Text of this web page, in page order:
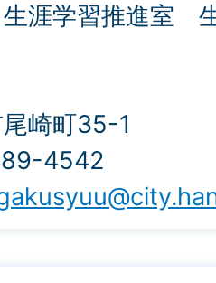
涯学習推進室
崎町35-1
4542